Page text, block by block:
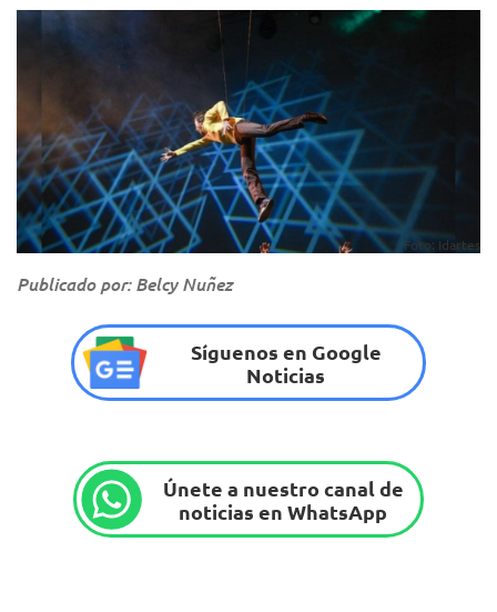
Foto: Idartes
Publicado por: Belcy Nuñez
Síguenos en Google
Noticias
Únete a nuestro canal de
noticias en WhatsApp